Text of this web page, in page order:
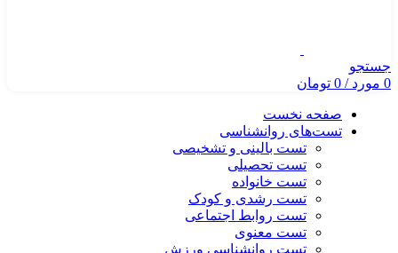
جستجو
0 مورد/
0 تومان
صفحه نخست
تست‌های روانشناسی
تست بالینی و تشخیصی
تست تحصیلی
تست خانواده
تست رشدی و کودک
تست روابط اجتماعی
تست معنوی
تست روانشناسی ورزش